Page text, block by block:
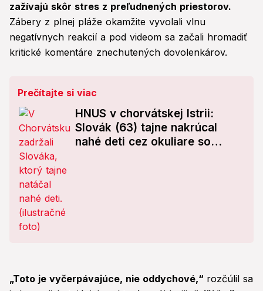
zažívajú skôr stres z preľudnených priestorov.
Zábery z plnej pláže okamžite vyvolali vlnu
negatívnych reakcií a pod videom sa začali hromadiť
kritické komentáre znechutených dovolenkárov.
Prečítajte si viac
HNUS v chorvátskej Istrii:
Slovák (63) tajne nakrúcal
nahé deti cez okuliare so
„Toto je vyčerpávajúce, nie oddychové,“ rozčúlil sa